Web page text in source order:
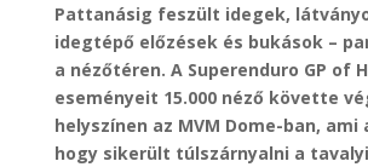
Pattanásig feszült idegek,
idegtépő előzések és bukások –
a nézőtéren. A Superenduro GP of
eseményeit 15.000 néző követte
helyszínen az MVM Dome-ban,
hogy sikerült túlszárnyalni a